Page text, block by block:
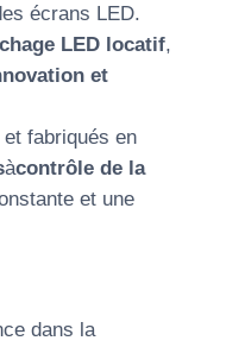
écrans LED.
LED locatif,
et
fabriqués en
àcontrôle de la
et une
dans la